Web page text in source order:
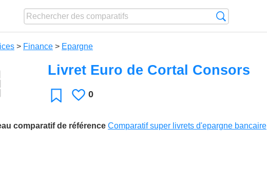
> Finance > Epargne
Livret Euro de Cortal Consors
Favori J'aime
0
comparatif de référence Comparatif super livrets d'epargne bancaire